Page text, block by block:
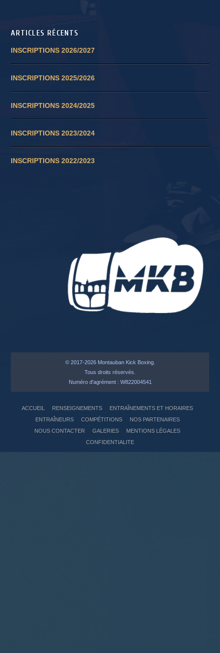
ARTICLES RÉCENTS
INSCRIPTIONS 2026/2027
INSCRIPTIONS 2025/2026
INSCRIPTIONS 2024/2025
INSCRIPTIONS 2023/2024
INSCRIPTIONS 2022/2023
© 2017-2026 Montauban Kick Boxing.
Tous droits réservés.
Numéro d'agrément : W822004541
ACCUEIL RENSEIGNEMENTS
ENTRAÎNEMENTS ET HORAIRES
ENTRAÎNEURS
COMPÉTITIONS
NOS PARTENAIRES
NOUS CONTACTER
GALERIES
MENTIONS LÉGALES
CONFIDENTIALITE